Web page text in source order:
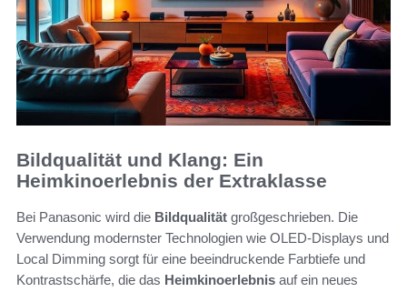
Bildqualität und Klang: Ein
Heimkinoerlebnis der Extraklasse
Bei Panasonic wird die Bildqualität großgeschrieben. Die
Verwendung modernster Technologien wie OLED-Displays und
Local Dimming sorgt für eine beeindruckende Farbtiefe und
Kontrastschärfe, die das Heimkinoerlebnis auf ein neues